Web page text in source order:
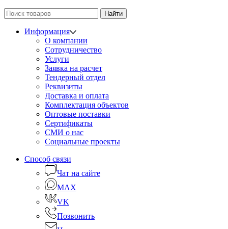
Найти
Информация
О компании
Сотрудничество
Услуги
Заявка на расчет
Тендерный отдел
Реквизиты
Доставка и оплата
Комплектация объектов
Оптовые поставки
Сертификаты
СМИ о нас
Социальные проекты
Способ связи
Чат на сайте
MAX
VK
Позвонить